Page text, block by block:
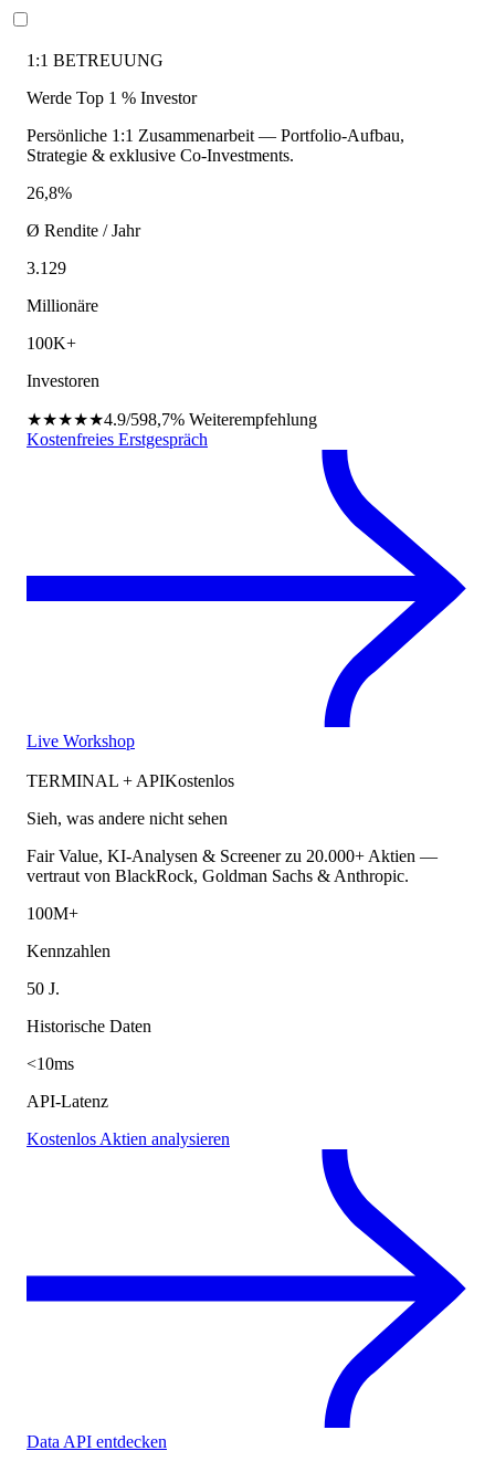
1:1 BETREUUNG
Werde Top 1 % Investor
Persönliche 1:1 Zusammenarbeit — Portfolio-Aufbau,
Strategie & exklusive Co-Investments.
26,8%
Ø Rendite / Jahr
3.129
Millionäre
100K+
Investoren
★★★★★4.9/598,7% Weiterempfehlung
Kostenfreies Erstgespräch
Live Workshop
TERMINAL + APIKostenlos
Sieh, was andere nicht sehen
Fair Value, KI-Analysen & Screener zu 20.000+ Aktien —
vertraut von BlackRock, Goldman Sachs & Anthropic.
100M+
Kennzahlen
50 J.
Historische Daten
<10ms
API-Latenz
Kostenlos Aktien analysieren
Data API entdecken